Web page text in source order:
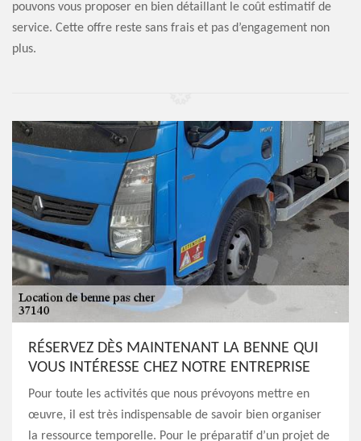
pouvons vous proposer en bien détaillant le coût estimatif de
service. Cette offre reste sans frais et pas d’engagement non
plus.
RÉSERVEZ DÈS MAINTENANT LA BENNE QUI
VOUS INTÉRESSE CHEZ NOTRE ENTREPRISE
Pour toute les activités que nous prévoyons mettre en
œuvre, il est très indispensable de savoir bien organiser
la ressource temporelle. Pour le préparatif d’un projet de